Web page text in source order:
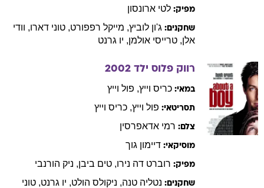
מפיק: לטי ארונסון
שחקנים: ג'ון לוביץ, מייקל רפפורט, טוני דארו, וודי
אלן, טרייסי אולמן, יו גרנט
רווק פלוס ילד 2002
במאי: כריס וייץ, פול וייץ
תסריטאי: פול וייץ, כריס וייץ
צלם: רמי אדאפרסין
מוסיקאי: דיימון גוך
מפיק: רוברט דה נירו, טים ביבן, ניק הורנבי
שחקנים: נטליה טנה, ניקולס הולט, יו גרנט, טוני